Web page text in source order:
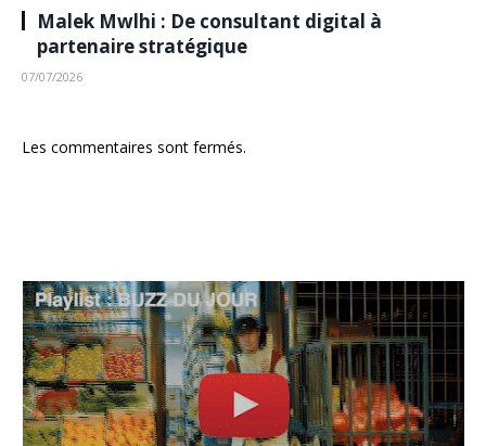
Malek Mwlhi : De consultant digital à
partenaire stratégique
07/07/2026
Les commentaires sont fermés.